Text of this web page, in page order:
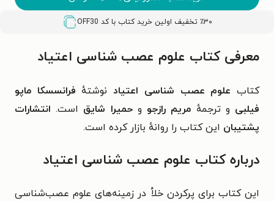
٪۳۰ تخفیف اولین خرید کتاب با کد OFF30
معرفی کتاب علوم عصب شناسی اعتیاد
کتابعلوم عصب شناسی اعتیادنوشتهٔ فرانسسکا ماپو
فیلبی و ترجمهٔ مریم رازجو وحمیرا شایق است. انتشارات
پشتیبان این کتاب را روانهٔ بازار کرده است.
درباره کتاب علوم عصب شناسی اعتیاد
این کتاب برای پرکردن خلأ در زمینه‌های علوم عصب‌شناسی